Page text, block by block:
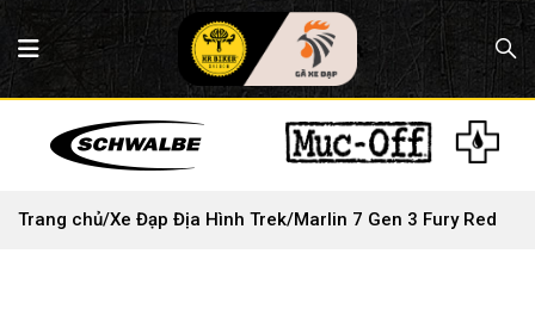
Trang chủ/Xe Đạp Địa Hình Trek/Marlin 7 Gen 3 Fury Red